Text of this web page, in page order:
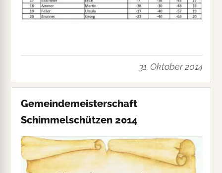
31. Oktober 2014
Gemeindemeisterschaft
Schimmelschützen 2014